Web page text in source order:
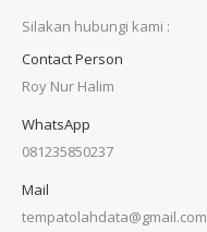
Silakan hubungi kami :
Contact Person
Roy Nur Halim
WhatsApp
081235850237
Mail
tempatolahdata@gmail.com